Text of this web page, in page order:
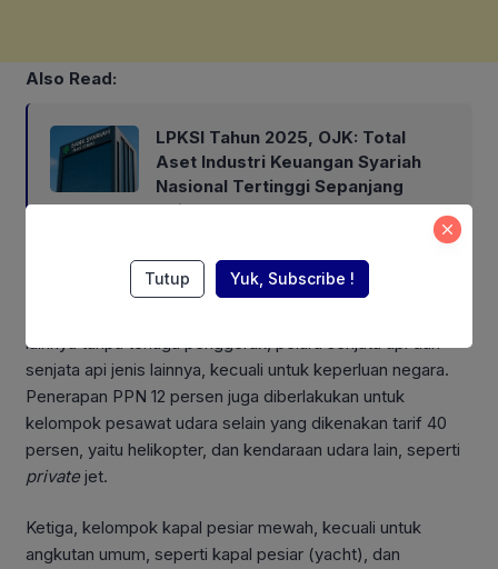
Also Read:
LPKSI Tahun 2025, OJK: Total
Aset Industri Keuangan Syariah
Nasional Tertinggi Sepanjang
Sejarah
Kedua, lanjutnya, balon udara dan balon udara yang dapat
lainnya tanpa tenaga penggerak, peluru senjata api dan
senjata api jenis lainnya, kecuali untuk keperluan negara.
Penerapan PPN 12 persen juga diberlakukan untuk
kelompok pesawat udara selain yang dikenakan tarif 40
persen, yaitu helikopter, dan kendaraan udara lain, seperti
privatejet.
Ketiga, kelompok kapal pesiar mewah, kecuali untuk
angkutan umum, seperti kapal pesiar (yacht), dan
Tutup Yuk, Subscribe !